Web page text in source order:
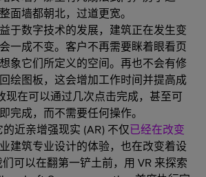
面墙都朝北，过道更宽。
于数字技术的发展，建筑正在发生变
一成不变。客户不再需要眯着眼看页
象它们所定义的空间。再也不会有修
绘图板，这会增加工作时间并提高成
在可以通过几次点击完成，甚至可
完成，而不需要任何操作。
近亲增强现实 (AR) 不仅已经在改变
建筑专业设计的体验，也在改变着设
可以在翻第一铲土前，用 VR 来探索